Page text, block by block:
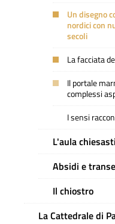
Un disegno
nordici con
secoli
La facciata
Il portale
complessi
I sensi
L'aula
Absidi e
Il chiostro
La Cattedrale di